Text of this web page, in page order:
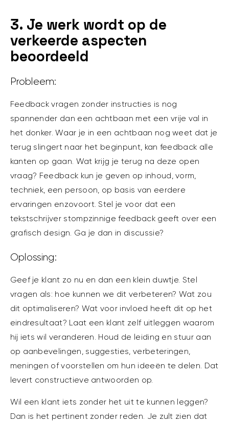
3. Je werk wordt op de
verkeerde aspecten
beoordeeld
Probleem:
Feedback vragen zonder instructies is nog
spannender dan een achtbaan met een vrije val in
het donker. Waar je in een achtbaan nog weet dat je
terug slingert naar het beginpunt, kan feedback alle
kanten op gaan. Wat krijg je terug na deze open
vraag? Feedback kun je geven op inhoud, vorm,
techniek, een persoon, op basis van eerdere
ervaringen enzovoort. Stel je voor dat een
tekstschrijver stompzinnige feedback geeft over een
grafisch design. Ga je dan in discussie?
Oplossing:
Geef je klant zo nu en dan een klein duwtje. Stel
vragen als: hoe kunnen we dit verbeteren? Wat zou
dit optimaliseren? Wat voor invloed heeft dit op het
eindresultaat? Laat een klant zelf uitleggen waarom
hij iets wil veranderen. Houd de leiding en stuur aan
op aanbevelingen, suggesties, verbeteringen,
meningen of voorstellen om hun ideeën te delen. Dat
levert constructieve antwoorden op.
Wil een klant iets zonder het uit te kunnen leggen?
Dan is het pertinent zonder reden. Je zult zien dat